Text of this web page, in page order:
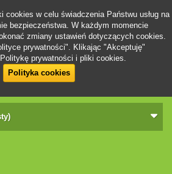
cookies w celu świadczenia Państwu usług na
bezpieczeństwa. W każdym momencie
zmiany ustawień dotyczących cookies.
prywatności". Klikając "Akceptuję"
prywatności i pliki cookies.
Polityka cookies